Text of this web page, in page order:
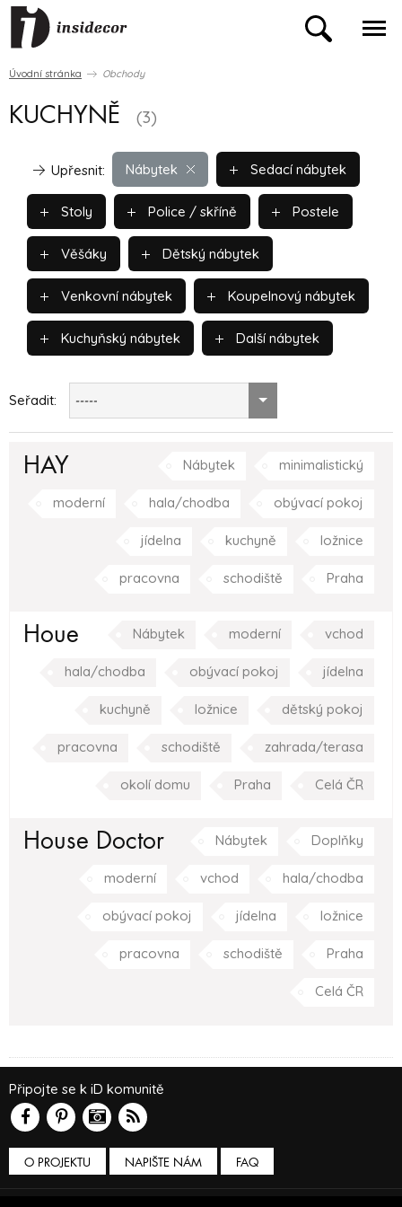
Úvodní stránka Obchody
KUCHYNĚ (3)
Nábytek
Upřesnit: Sedací nábytek
Stoly Police / skříně Postele
Věšáky Dětský nábytek
Venkovní nábytek Koupelnový nábytek
Kuchyňský nábytek Další nábytek
Seřadit: -----
HAY Nábytek minimalistický
moderní hala/chodba obývací pokoj
jídelna kuchyně ložnice
pracovna schodiště Praha
Houe Nábytek moderní vchod
hala/chodba obývací pokoj jídelna
kuchyně ložnice dětský pokoj
pracovna schodiště zahrada/terasa
okolí domu Praha Celá ČR
House Doctor Nábytek Doplňky
moderní vchod hala/chodba
obývací pokoj jídelna ložnice
pracovna schodiště Praha
Celá ČR
O PROJEKTU NAPIŠTE NÁM
Připojte se k iD komunitě
FAQ